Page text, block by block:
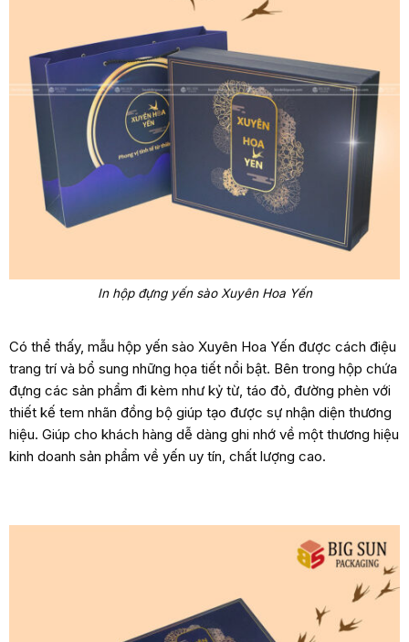
In hộp đựng yến sào Xuyên Hoa Yến
Có thể thấy, mẫu hộp yến sào Xuyên Hoa Yến được cách điệu
trang trí và bổ sung những họa tiết nổi bật. Bên trong hộp chứa
đựng các sản phẩm đi kèm như kỷ từ, táo đỏ, đường phèn với
thiết kế tem nhãn đồng bộ giúp tạo được sự nhận diện thương
hiệu. Giúp cho khách hàng dễ dàng ghi nhớ về một thương hiệu
kinh doanh sản phẩm về yến uy tín, chất lượng cao.